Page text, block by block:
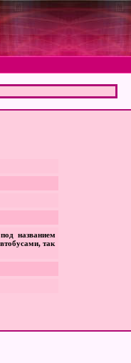
названием
так